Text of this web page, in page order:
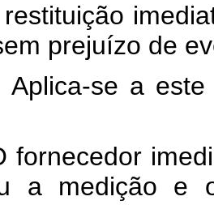
prejuízo de
Aplica-se a
fornecedor
a medição e